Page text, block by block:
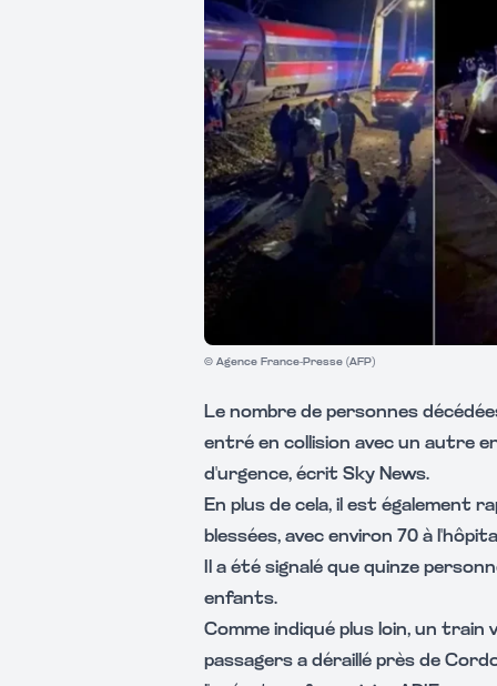
© Agence France-Presse (AFP)
Le nombre de personnes
entré en collision avec un autre
d'urgence, écrit Sky News.
En plus de cela, il est également
blessées, avec environ 70 à
Il a été signalé que quinze
enfants.
Comme indiqué plus loin, un train
passagers a déraillé près de